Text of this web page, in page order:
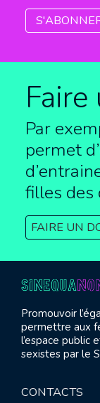
Faire
Par
permet
filles des
FAIRE UN
Promouvoir
permettre aux
l’espace public
sexistes par le
CONTACTS